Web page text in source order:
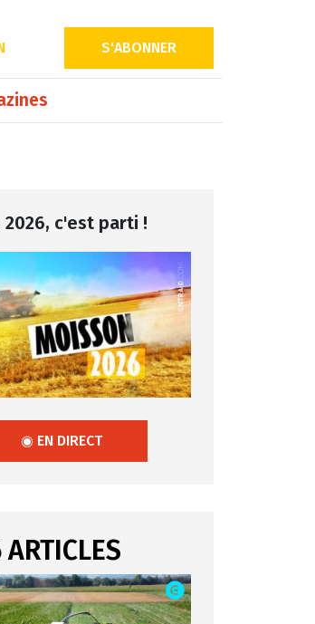
S'ABONNER
2026, c'est parti !
◉ EN DIRECT